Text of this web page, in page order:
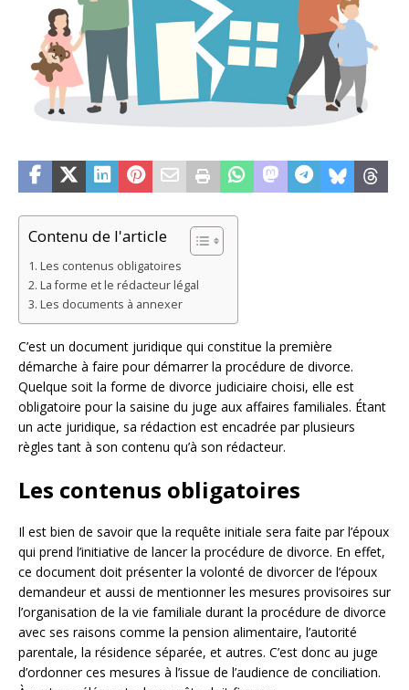
Contenu de l'article
Les contenus obligatoires
La forme et le rédacteur légal
Les documents à annexer
C’est un document juridique qui constitue la première
démarche à faire pour démarrer la procédure de divorce.
Quelque soit la forme de divorce judiciaire choisi, elle est
obligatoire pour la saisine du juge aux affaires familiales. Étant
un acte juridique, sa rédaction est encadrée par plusieurs
règles tant à son contenu qu’à son rédacteur.
Les contenus obligatoires
Il est bien de savoir que la requête initiale sera faite par l’époux
qui prend l’initiative de lancer la procédure de divorce. En effet,
ce document doit présenter la volonté de divorcer de l’époux
demandeur et aussi de mentionner les mesures provisoires sur
l’organisation de la vie familiale durant la procédure de divorce
avec ses raisons comme la pension alimentaire, l’autorité
parentale, la résidence séparée, et autres. C’est donc au juge
d’ordonner ces mesures à l’issue de l’audience de conciliation.